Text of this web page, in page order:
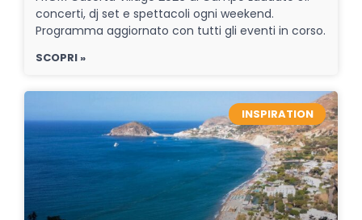
concerti, dj set e spettacoli ogni weekend.
Programma aggiornato con tutti gli eventi in corso.
SCOPRI »
INSPIRATION